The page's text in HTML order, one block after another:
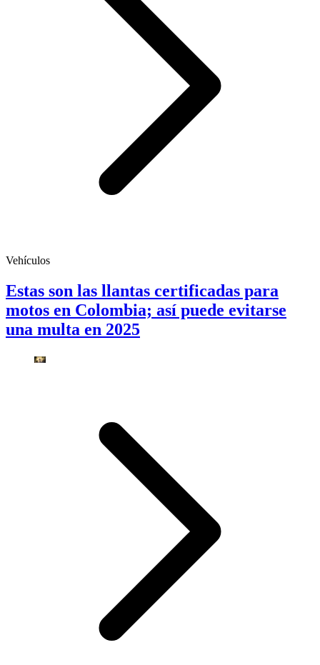
Vehículos
Estas son las llantas certificadas para
motos en Colombia; así puede evitarse
una multa en 2025